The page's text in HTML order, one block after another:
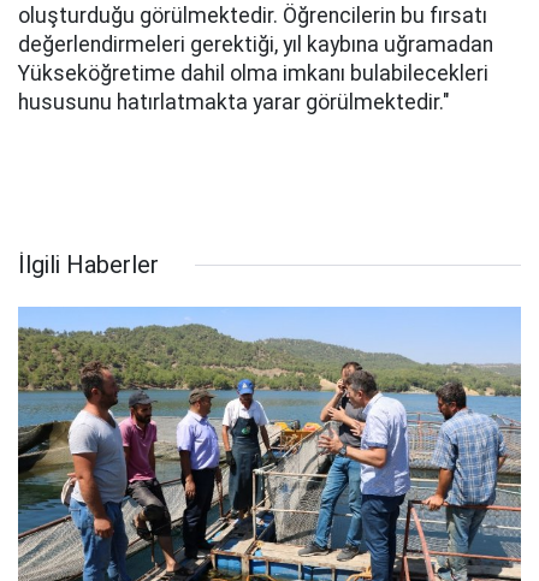
oluşturduğu görülmektedir. Öğrencilerin bu fırsatı
değerlendirmeleri gerektiği, yıl kaybına uğramadan
Yükseköğretime dahil olma imkanı bulabilecekleri
hususunu hatırlatmakta yarar görülmektedir."
İlgili Haberler